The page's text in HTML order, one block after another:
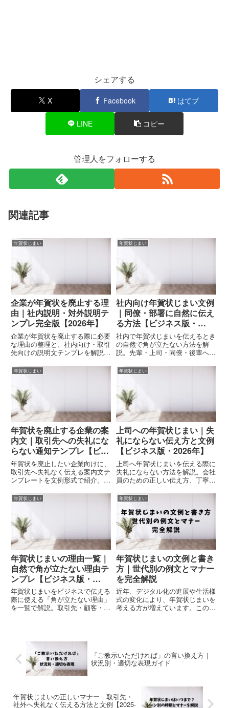
シェアする
X Facebook はてブ
LINE コピー
管理人をフォローする
関連記事
年賀状じまい
企業が年賀状を廃止する理
由｜社内説明・対外説明テ
ンプレ完全版【2026年】
企業が年賀状を廃止する際に必要
な理由の整理と、社内向け・取引
先向けの説明文テンプレを解説。
礼にならない対外表現、通知文
例、注意点まで網羅。
年賀状じまい
社内向け年賀状じまい文例
｜同僚・部署に自然に伝え
る方法【ビジネス版・
2026年】
社内で年賀状じまいを伝えるとき
の自然で角が立たない方法を解
説。先輩・上司・同僚・後輩への
期、NG例、丁寧に伝えるコツを
まとめたビジネス用ガイド。
年賀状じまい
年賀状を廃止する企業の案
内文｜取引先への失礼にな
らない通知テンプレ【ビジ
ネス版】
年賀状を廃止したい企業向けに、
取引先へ失礼なく伝える案内文テ
ンプレートを文例形式で紹介。通
の書き方、NG表現、代替挨拶の
方法まで完全ガイド。BtoB企業
年賀状じまい
上司への年賀状じまい｜失
礼にならない伝え方と文例
【ビジネス版・2026年】
上司へ年賀状じまいを伝える際に
失礼にならない方法を解説。会社
員のための正しい伝え方、丁寧・
例20選、注意点、NG表現、伝え
る時期を網羅した完全ガイド。
年賀状じまい
年賀状じまいの理由一覧｜
自然で角が立たない理由テ
ンプレ【ビジネス版・
2026年】
年賀状じまいをビジネスで伝える
際に使える「角が立たない理由」
を一覧で解説。取引先・顧客・上
網羅。
年賀状じまい
年賀状じまいの文例と書き
方｜世代別の例文とマナー
を完全解説
近年、デジタル化の進展や生活様
式の変化により、年賀状じまいを
考える方が増えています。この記
与...
「ご教示いただければ」の言い換え方｜
状況別・適切な表現ガイド
年賀状じまいの正しいマナー｜取引先・
社外へ失礼なく伝える方法と文例【2025-